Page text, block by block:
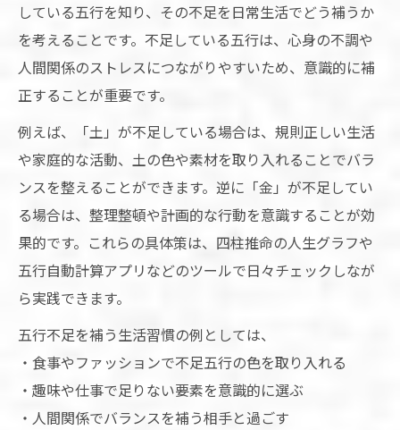
している五行を知り、その不足を日常生活でどう補うか
を考えることです。不足している五行は、心身の不調や
人間関係のストレスにつながりやすいため、意識的に補
正することが重要です。
例えば、「土」が不足している場合は、規則正しい生活
や家庭的な活動、土の色や素材を取り入れることでバラ
ンスを整えることができます。逆に「金」が不足してい
る場合は、整理整頓や計画的な行動を意識することが効
果的です。これらの具体策は、四柱推命の人生グラフや
五行自動計算アプリなどのツールで日々チェックしなが
ら実践できます。
五行不足を補う生活習慣の例としては、
・食事やファッションで不足五行の色を取り入れる
・趣味や仕事で足りない要素を意識的に選ぶ
・人間関係でバランスを補う相手と過ごす